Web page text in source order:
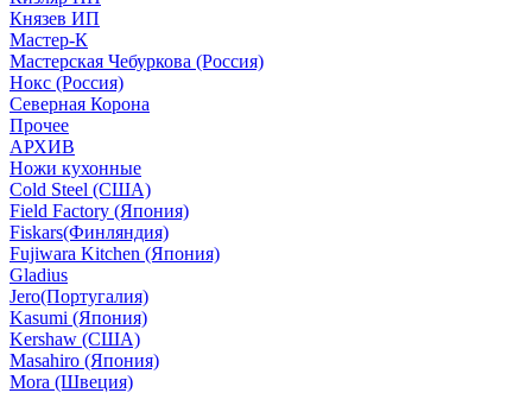
Князев ИП
Мастер-К
Мастерская Чебуркова (Россия)
Нокс (Россия)
Северная Корона
Прочее
АРХИВ
Ножи кухонные
Cold Steel (США)
Field Factory (Япония)
Fiskars(Финляндия)
Fujiwara Kitchen (Япония)
Gladius
Jero(Португалия)
Kasumi (Япония)
Kershaw (США)
Masahiro (Япония)
Mora (Швеция)